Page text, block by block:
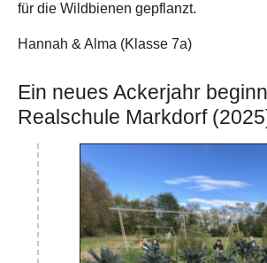
für die Wildbienen gepflanzt.
Hannah & Alma (Klasse 7a)
Ein neues Ackerjahr
Realschule Markdorf